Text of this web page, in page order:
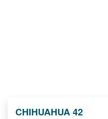
CHIHUAHUA 42